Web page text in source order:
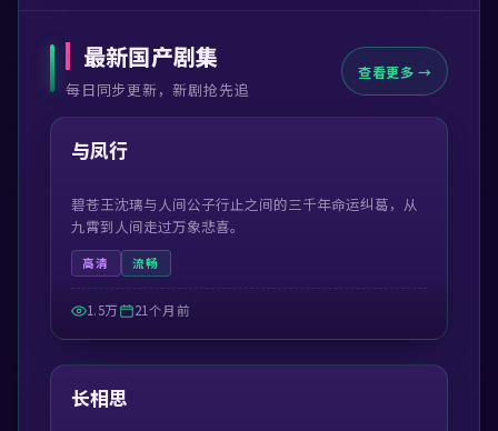
最新国产剧集
每日同步更新，新剧抢先追
查看更多 →
最新
与凤行
碧苍王沈璃与人间公子行止之间的三千年命运纠葛，从
九霄到人间走过万象悲喜。
高清 流畅
1.5万 21个月前
最新
47:39
长相思